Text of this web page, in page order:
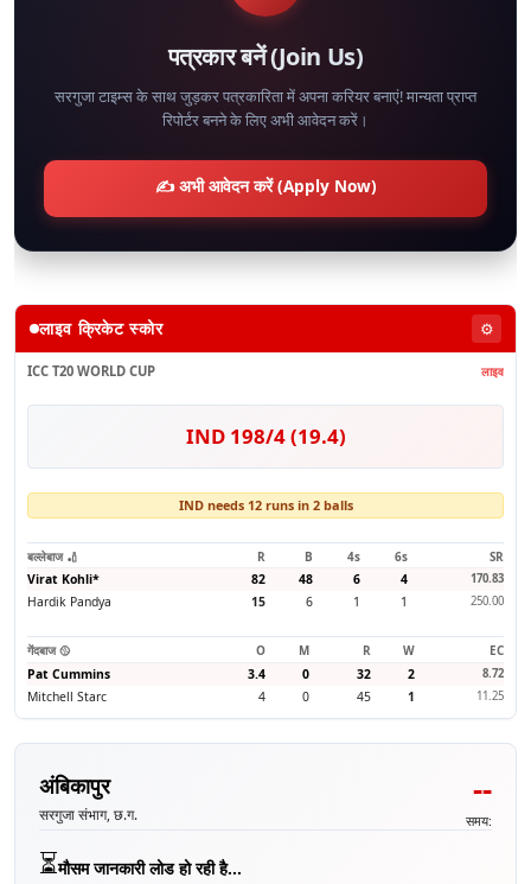
पत्रकार बनें (Join Us)
सरगुजा टाइम्स के साथ जुड़कर पत्रकारिता में अपना करियर बनाएं! मान्यता प्राप्त
रिपोर्टर बनने के लिए अभी आवेदन करें।
✍️ अभी आवेदन करें (Apply Now)
लाइव क्रिकेट स्कोर ⚙️
ICC T20 WORLD CUP लाइव
IND 198/4 (19.4)
IND needs 12 runs in 2 balls
बल्लेबाज 🏏 R B 4s 6s
SR
Virat Kohli* 82 48 6 4 170.83
Hardik Pandya 15 6 1 1 250.00
गेंदबाज 🥎 O M R W
EC
Pat Cummins
3.4 0 32 2 8.72
Mitchell Starc 4 0 45 1 11.25
अंबिकापुर
सरगुजा संभाग, छ.ग.
--
समय:
⏳मौसम जानकारी लोड हो रही है...